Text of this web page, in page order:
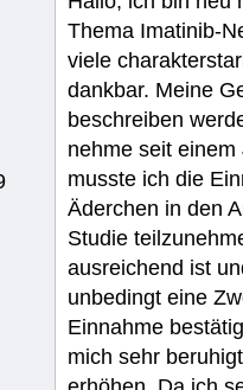
Thema Imatinib-
viele
dankbar. Meine
beschreiben
nehme seit
musste ich die
Äderchen in den
Studie
ausreichend ist
unbedingt eine
Einnahme
mich sehr